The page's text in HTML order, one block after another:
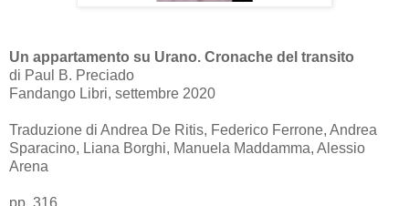
Un appartamento su Urano. Cronache del transito
di Paul B. Preciado
Fandango Libri, settembre 2020
Traduzione di Andrea De Ritis, Federico Ferrone, Andrea
Sparacino, Liana Borghi, Manuela Maddamma, Alessio
Arena
pp. 316